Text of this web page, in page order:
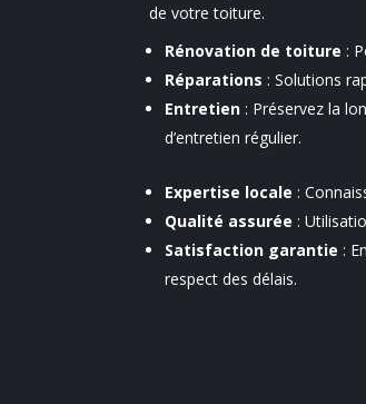
de votre toiture.
Rénovation de toiture :
Réparations : Solutions
Entretien : Préservez la
d’entretien régulier.
Expertise locale :
Qualité assurée :
Satisfaction garantie :
respect des délais.